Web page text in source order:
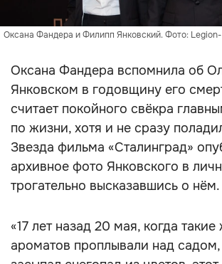
Оксана Фандера и Филипп Янковский. Фото:
Оксана Фандера вспомнила об
Янковском в годовщину его
считает покойного свёкра
по жизни, хотя и не сразу
Звезда фильма «Сталинград»
архивное фото Янковского в
трогательно высказавшись о нём.
«17 лет назад 20 мая, когда
ароматов проплывали над